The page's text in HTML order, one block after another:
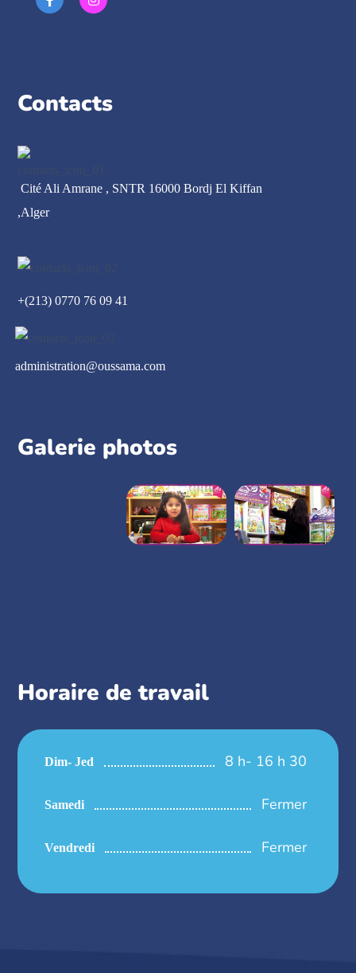
Contacts
Cité Ali Amrane , SNTR 16000 Bordj El Kiffan
,Alger
+(213) 0770 76 09 41
administration@oussama.com
Galerie photos
Horaire de travail
Dim- Jed 8 h- 16 h 30
Samedi Fermer
Vendredi Fermer